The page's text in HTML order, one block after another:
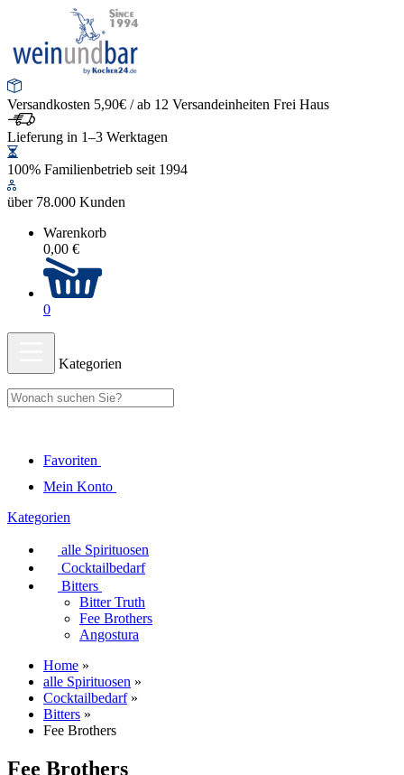
Versandkosten 5,90€ / ab 12 Versandeinheiten Frei Haus
Lieferung in 1–3 Werktagen
100% Familienbetrieb seit 1994
über 78.000 Kunden
Warenkorb
0,00 €
0
Kategorien
Favoriten
Mein Konto
Kategorien
alle Spirituosen
Cocktailbedarf
Bitters
Bitter Truth
Fee Brothers
Angostura
Home »
alle Spirituosen »
Cocktailbedarf »
Bitters »
Fee Brothers
Fee Brothers